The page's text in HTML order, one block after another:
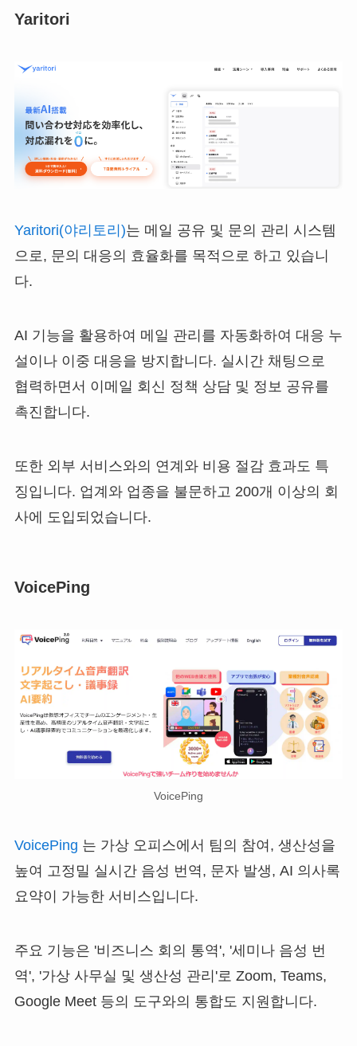
Yaritori
Yaritori(야리토리)는 메일 공유 및 문의 관리 시스템
으로, 문의 대응의 효율화를 목적으로 하고 있습니
다.
AI 기능을 활용하여 메일 관리를 자동화하여 대응 누
설이나 이중 대응을 방지합니다. 실시간 채팅으로
협력하면서 이메일 회신 정책 상담 및 정보 공유를
촉진합니다.
또한 외부 서비스와의 연계와 비용 절감 효과도 특
징입니다. 업계와 업종을 불문하고 200개 이상의 회
사에 도입되었습니다.
VoicePing
VoicePing
VoicePing 는 가상 오피스에서 팀의 참여, 생산성을
높여 고정밀 실시간 음성 번역, 문자 발생, AI 의사록
요약이 가능한 서비스입니다.
주요 기능은 '비즈니스 회의 통역', '세미나 음성 번
역', '가상 사무실 및 생산성 관리'로 Zoom, Teams,
Google Meet 등의 도구와의 통합도 지원합니다.